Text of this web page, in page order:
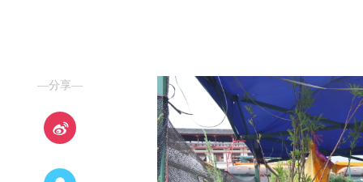
—分享—